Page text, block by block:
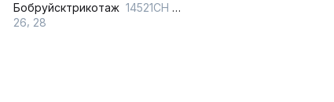
Бобруйсктрикотаж 14521СН мята
26 28